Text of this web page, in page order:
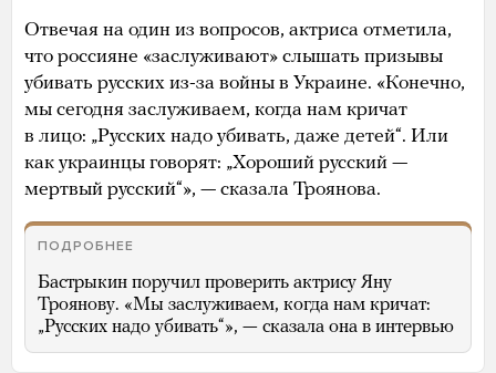
Отвечая на один из вопросов, актриса отметила,
что россияне «заслуживают» слышать призывы
убивать русских из-за войны в Украине. «Конечно,
мы сегодня заслуживаем, когда нам кричат
в лицо: „Русских надо убивать, даже детей“. Или
как украинцы говорят: „Хороший русский —
мертвый русский“», — сказала Троянова.
ПОДРОБНЕЕ
Бастрыкин поручил проверить актрису Яну
Троянову. «Мы заслуживаем, когда нам кричат:
„Русских надо убивать“», — сказала она в интервью